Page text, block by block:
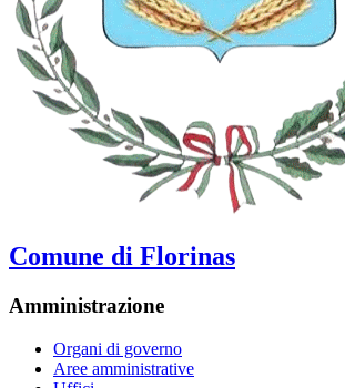
Comune di Florinas
Amministrazione
Organi di governo
Aree amministrative